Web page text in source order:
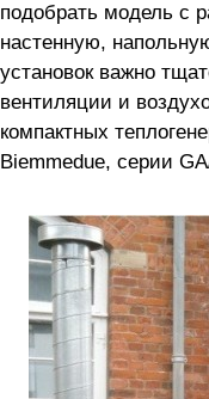
подобрать модель с
настенную,
установок важно
вентиляции и
компактных
Biemmedue, серии